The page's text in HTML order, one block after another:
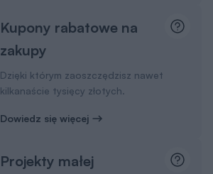
Kupony rabatowe na
zakupy
Dzięki którym zaoszczędzisz nawet
kilkanaście tysięcy złotych.
Dowiedz się więcej
Projekty małej